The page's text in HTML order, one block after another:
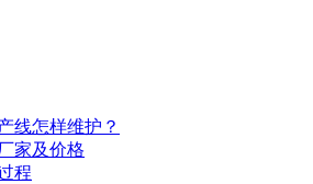
线怎样维护？
家及价格
程